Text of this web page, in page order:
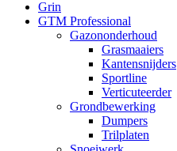
Grin
GTM Professional
Gazononderhoud
Grasmaaiers
Kantensnijders
Sportline
Verticuteerder
Grondbewerking
Dumpers
Trilplaten